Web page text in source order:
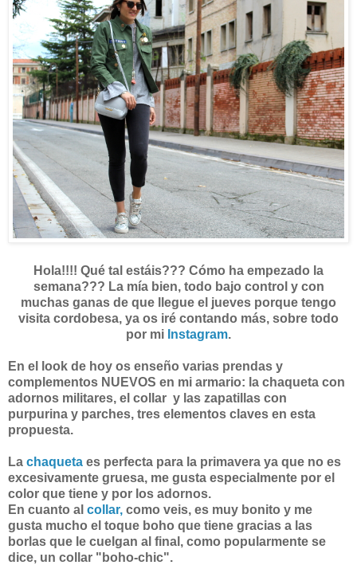
Hola!!!! Qué tal estáis??? Cómo ha empezado la
semana??? La mía bien, todo bajo control y con
muchas ganas de que llegue el jueves porque tengo
visita cordobesa, ya os iré contando más, sobre todo
por mi Instagram.
En el look de hoy os enseño varias prendas y
complementos NUEVOS en mi armario: la chaqueta con
adornos militares, el collar y las zapatillas con
purpurina y parches, tres elementos claves en esta
propuesta.
La chaqueta es perfecta para la primavera ya que no es
excesivamente gruesa, me gusta especialmente por el
color que tiene y por los adornos.
En cuanto al collar, como veis, es muy bonito y me
gusta mucho el toque boho que tiene gracias a las
borlas que le cuelgan al final, como popularmente se
dice, un collar "boho-chic".